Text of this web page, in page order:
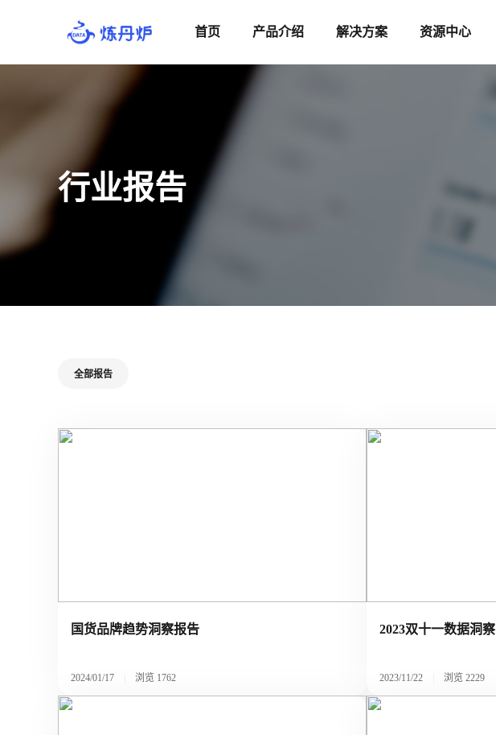
首页 产品介绍 解决方案 资源中心
行业报告
全部报告
国货品牌趋势洞察报告
2024/01/17 浏览 1762
2023双十一数据洞察
2023/11/22 浏览 2229